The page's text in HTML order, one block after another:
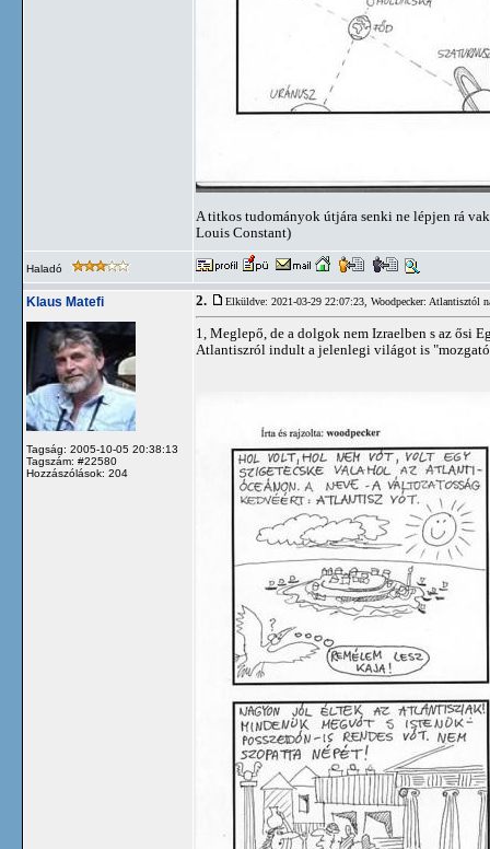
A titkos tudományok útjára senki ne lépjen rá
Louis Constant)
Haladó
Klaus Matefi
Tagság: 2005-10-05 20:38:13
Tagszám: #22580
Hozzászólások: 204
2. Elküldve: 2021-03-29 22:07:23, Woodpecker: Atlantisztól
1, Meglepő, de a dolgok nem Izraelben s az ősi
Atlantiszról indult a jelenlegi világot is